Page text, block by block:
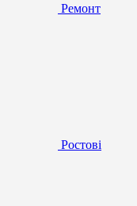
Ремонт
Ростові